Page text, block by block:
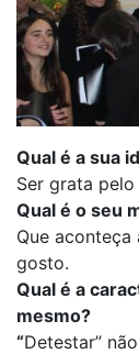
Qual é a sua
Ser grata
Qual é o seu
Que aconteça
gosto.
Qual é a
mesmo?
“Detestar”